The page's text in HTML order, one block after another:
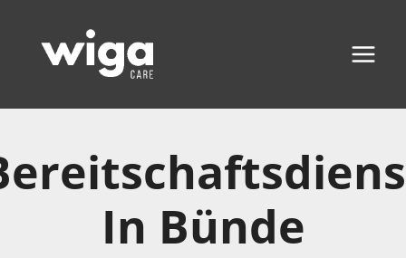
Inhalt
springen
In Bünde